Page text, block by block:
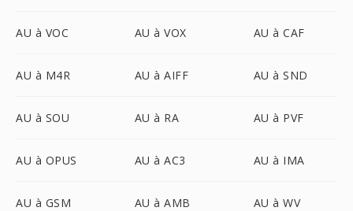
AU à VOC AU à VOX AU à CAF
AU à M4R AU à AIFF AU à SND
AU à SOU AU à RA AU à PVF
AU à OPUS AU à AC3 AU à IMA
AU à GSM AU à AMB AU à WV